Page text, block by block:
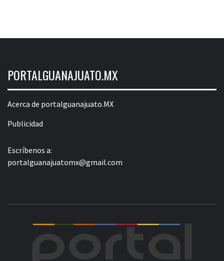
PORTALGUANAJUATO.MX
Acerca de portalguanajuato.MX
Publicidad
Escríbenos a:
portalguanajuatomx@gmail.com